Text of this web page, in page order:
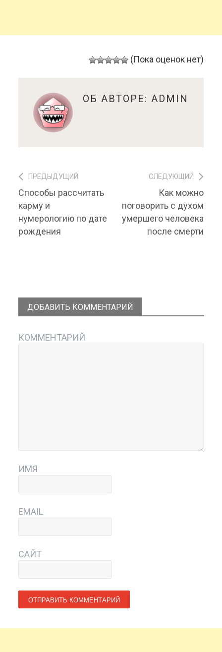
(Пока оценок нет)
ОБ АВТОРЕ:ADMIN
Навигация по записям
ПРЕДЫДУЩИЙ
Предыдущий
материал:
Способы рассчитать
карму и
нумерологию по дате
рождения
СЛЕДУЮЩИЙ
Следующий
материал:
Как можно
поговорить с духом
умершего человека
после смерти
ДОБАВИТЬ КОММЕНТАРИЙ
КОММЕНТАРИЙ
ИМЯ
EMAIL
САЙТ